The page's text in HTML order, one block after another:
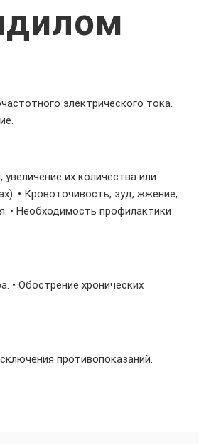
электрического тока.
их количества или
• Кровоточивость, зуд, жжение,
• Необходимость профилактики
• Обострение хронических
противопоказаний.